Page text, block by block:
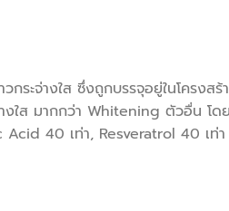
กระจ่างใส ซึ่งถูกบรรจุอยู่ในโคร
ส มากกว่า Whitening ตัวอื่น โด
40 เท่า, Resveratrol 40 เ